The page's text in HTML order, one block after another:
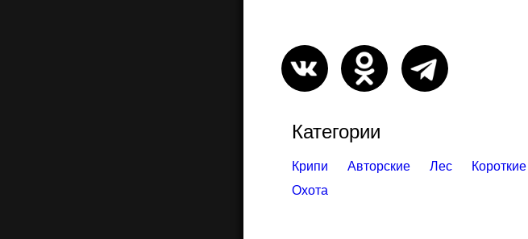
Категории
Крипи Авторские Лес Короткие
Охота